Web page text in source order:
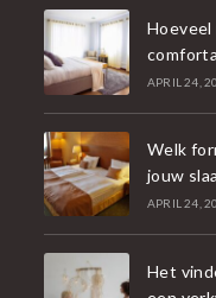
Hoeveel
APRIL 24,
Welk
jouw
APRIL 24,
Het